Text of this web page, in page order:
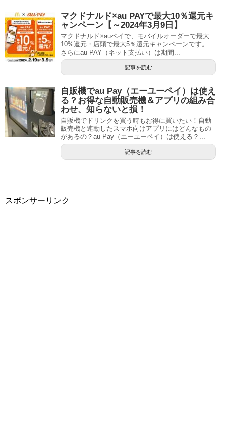
マクドナルド×au PAYで最大10％還元キ
ャンペーン【～2024年3月9日】
マクドナルド×auペイで、モバイルオーダーで最大
10%還元・店頭で最大5％還元キャンペーンです。
さらにau PAY（ネット支払い）は期間...
記事を読む
自販機でau Pay（エーユーペイ）は使え
る？お得な自動販売機＆アプリの組み合
わせ、知らないと損！
自販機でドリンクを買う時もお得に買いたい！自動
販売機と連動したスマホ向けアプリにはどんなもの
があるの？au Pay（エーユーペイ）は使える？...
記事を読む
スポンサーリンク